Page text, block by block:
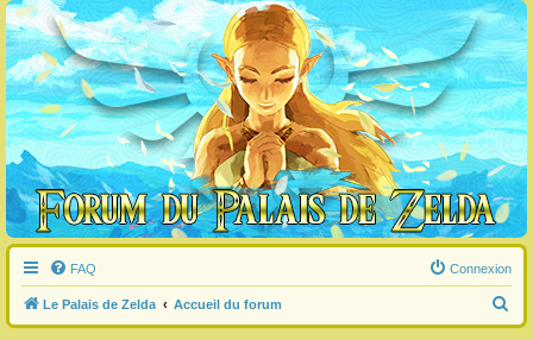
FAQ Connexion
Le Palais de Zelda Accueil du forum
e